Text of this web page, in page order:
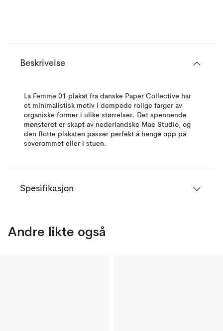
Beskrivelse
La Femme 01 plakat fra danske Paper Collective har
et minimalistisk motiv i dempede rolige farger av
organiske former i ulike størrelser. Det spennende
mønsteret er skapt av nederlandske Mae Studio, og
den flotte plakaten passer perfekt å henge opp på
soverommet eller i stuen.
Spesifikasjon
Andre likte også